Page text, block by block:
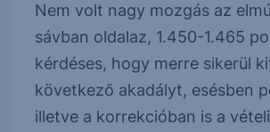
Nem volt nagy mozgás az
sávban oldalaz, 1.450-1.465
kérdéses, hogy merre sikerül
következő akadályt, esésben
illetve a korrekcióban is a